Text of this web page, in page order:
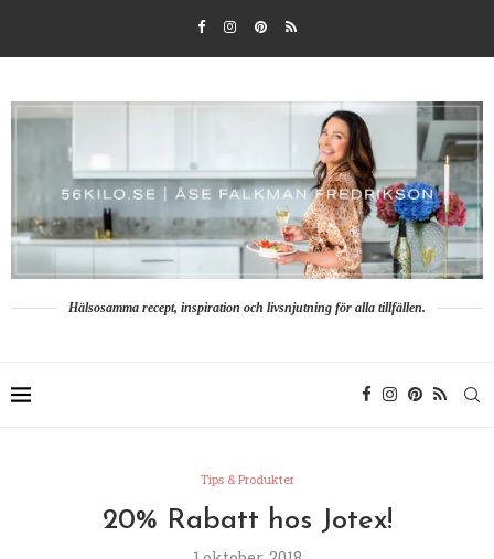
Hälsosamma recept, inspiration och livsnjutning för alla tillfällen.
Tips & Produkter
20% Rabatt hos Jotex!